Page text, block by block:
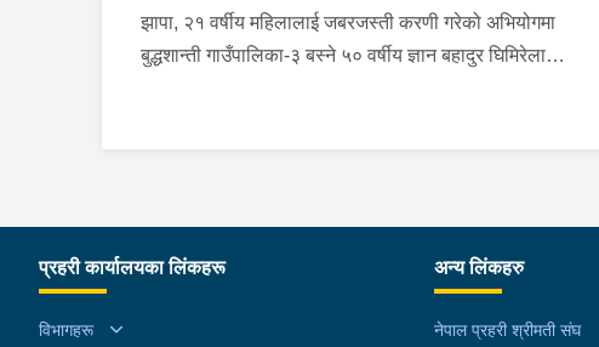
हो । साथै प्रहरीले उक्त घटनामा संलग्न अन्य २ जनालाई
नियन्त्रणमा लिएको छ । यस सम्बन्धमा प्रहरीले आवश्यक
झापा, २१ वर्षीय महिलालाई जबरजस्ती करणी गरेको अभियोगमा
बुद्धशान्ती गाउँपालिका-३ बस्ने ५० वर्षीय ज्ञान बहादुर घिमिरेलाई
प्रहरी कार्यालयका लिंकहरू
विभागहरू
अन्य लिंकहरु
नेपाल प्रहरी श्रीमती संघ